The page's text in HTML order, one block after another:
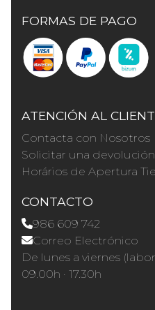
FORMAS DE PAGO
ATENCIÓN AL
Contacta con Nosotros
Solicitar una devolución
Horários de Apertura
CONTACTO
986 609 742
Correo Electrónico
De lunes a viernes
09.00h · 17.30h